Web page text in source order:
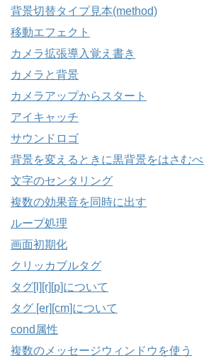
背景切替タイプ見本(method)
移動エフェクト
カメラ拡張導入覚え書き
カメラと背景
カメラアップからスタート
アイキャッチ
サウンドロゴ
背景を変えるときに黒背景をはさむ
文字のセンタリング
複数の効果音を同時に出す
ループ処理
画面初期化
クリッカブルタグ
タグ[l][r][p]について
タグ [er][cm]について
cond属性
複数のメッセージウィンドウを使う